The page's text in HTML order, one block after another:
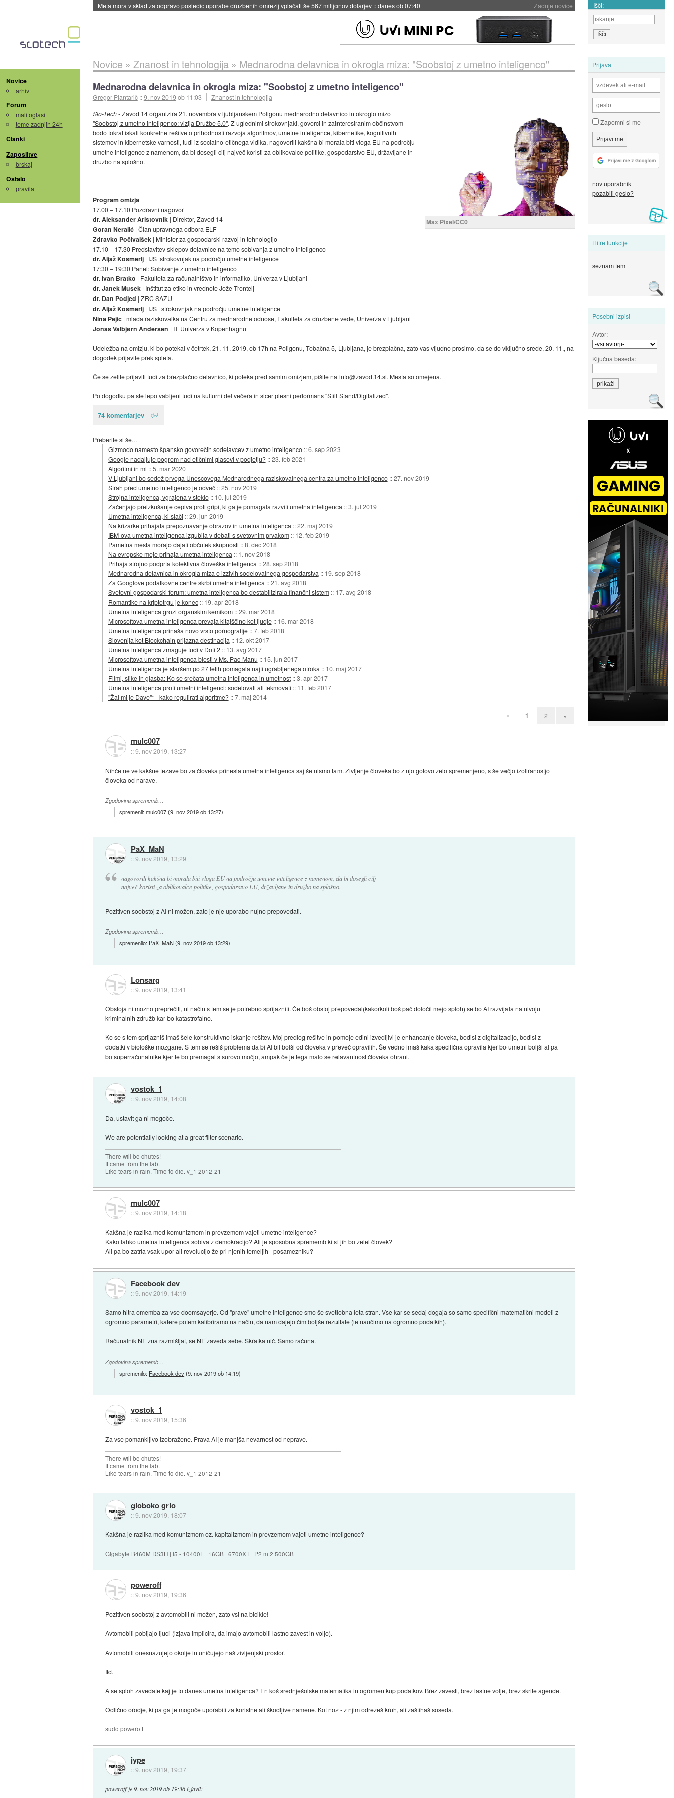
Zadnje novice
ByteDance trenira največji model umetne inteligence doslej::včeraj ob 21:37 Išči:
Novice
arhiv
Forum
mali oglasi
teme zadnjih 24h
Članki
Zaposlitve
brskaj
Ostalo
pravila
Prijava
Zapomni si me
nov uporabnik
pozabili geslo?
Hitre funkcije
seznam tem
Posebni izpisi
Avtor:
Ključna beseda:
Novice » Znanost in tehnologija» Mednarodna delavnica in okrogla miza: "Soobstoj z umetno inteligenco"
Mednarodna delavnica in okrogla miza: "Soobstoj z umetno inteligenco"
Gregor Plantarič ::9. nov 2019ob 11:03 Znanost in tehnologija
Max Pixel/CC0
Slo-Tech-Zavod 14organizira 21. novembra v ljubljanskem Poligonu mednarodno delavnico in okroglo mizo
"Soobstoj z umetno inteligenco: vizija Družbe 5.0". Z uglednimi strokovnjaki, govorci in zainteresiranim občinstvom
bodo tokrat iskali konkretne rešitve o prihodnosti razvoja algoritmov, umetne inteligence, kibernetike, kognitivnih
sistemov in kibernetske varnosti, tudi iz socialno-etičnega vidika, nagovorili kakšna bi morala biti vloga EU na področju
umetne inteligence z namenom, da bi dosegli cilj največ koristi za oblikovalce politike, gospodarstvo EU, državljane in
družbo na splošno.
Program omizja
17.00 – 17.10 Pozdravni nagovor
dr. Aleksander Aristovnik| Direktor, Zavod 14
Goran Neralić| Član upravnega odbora ELF
Zdravko Počivalšek| Minister za gospodarski razvoj in tehnologijo
17.10 – 17.30 Predstavitev sklepov delavnice na temo sobivanja z umetno inteligenco
dr. Aljaž Košmerlj| IJS |strokovnjak na področju umetne inteligence
17:30 – 19:30 Panel: Sobivanje z umetno inteligenco
dr. Ivan Bratko | Fakulteta za računalništvo in informatiko, Univerza v Ljubljani
dr. Janek Musek| Inštitut za etiko in vrednote Jože Trontelj
dr. Dan Podjed | ZRC SAZU
dr. Aljaž Košmerlj| IJS | strokovnjak na področju umetne inteligence
Nina Pejič| mlada raziskovalka na Centru za mednarodne odnose, Fakulteta za družbene vede, Univerza v Ljubljani
Jonas Valbjørn Andersen | IT Univerza v Kopenhagnu
Udeležba na omizju, ki bo potekal v četrtek, 21. 11. 2019, ob 17h na Poligonu, Tobačna 5, Ljubljana, je brezplačna, zato vas vljudno prosimo, da se do vključno srede, 20. 11., na
dogodekprijavite prek spleta.
Če se želite prijaviti tudi za brezplačno delavnico, ki poteka pred samim omizjem, pišite na info@zavod.14.si. Mesta so omejena.
Po dogodku pa ste lepo vabljeni tudi na kulturni del večera in sicerplesni performans "Still Stand/Digitalized".
74 komentarjev
Preberite si še…
Gizmodo namesto špansko govorečih sodelavcev z umetno inteligenco ::6. sep 2023
Google nadaljuje pogrom nad etičnimi glasovi v podjetju? ::23. feb 2021
Algoritmi in mi ::5. mar 2020
V Ljubljani bo sedež prvega Unescovega Mednarodnega raziskovalnega centra za umetno inteligenco ::27. nov 2019
Strah pred umetno inteligenco je odveč ::25. nov 2019
Strojna inteligenca, vgrajena v steklo :: 10. jul 2019
Začenjajo preizkušanje cepiva proti gripi, ki ga je pomagala razviti umetna inteligenca ::3. jul 2019
Umetna inteligenca, ki slači ::29. jun 2019
Na križarke prihajata prepoznavanje obrazov in umetna inteligenca ::22. maj 2019
IBM-ova umetna inteligenca izgubila v debati s svetovnim prvakom :: 12. feb 2019
Pametna mesta morajo dajati občutek skupnosti ::8. dec 2018
Na evropske meje prihaja umetna inteligenca :: 1. nov 2018
Prihaja strojno podprta kolektivna človeška inteligenca ::28. sep 2018
Mednarodna delavnica in okrogla miza o izzivih sodelovalnega gospodarstva :: 19. sep 2018
Za Googlove podatkovne centre skrbi umetna inteligenca ::21. avg 2018
Svetovni gospodarski forum: umetna inteligenca bo destabilizirala finančni sistem :: 17. avg 2018
Romantike na kriptotrgu je konec :: 19. apr 2018
Umetna inteligenca grozi organskim kemikom ::29. mar 2018
Microsoftova umetna inteligenca prevaja kitajščino kot ljudje :: 16. mar 2018
Umetna inteligenca prinaša novo vrsto pornografije ::7. feb 2018
Slovenija kot Blockchain prijazna destinacija :: 12. okt 2017
Umetna inteligenca zmaguje tudi v Doti 2 :: 13. avg 2017
Microsoftova umetna inteligenca blesti v Ms. Pac-Manu :: 15. jun 2017
Umetna inteligenca je staršem po 27 letih pomagala najti ugrabljenega otroka :: 10. maj 2017
Filmi, slike in glasba: Ko se srečata umetna inteligenca in umetnost ::3. apr 2017
Umetna inteligenca proti umetni inteligenci: sodelovati ali tekmovati :: 11. feb 2017
"Žal mi je Dave"* - kako regulirati algoritme? ::7. maj 2014
« 1 2 »
mulc007
::9. nov 2019, 13:27
Nihče ne ve kakšne težave bo za človeka prinesla umetna inteligenca saj še nismo tam. Življenje človeka bo z njo gotovo zelo spremenjeno, s še večjo izoliranostjo
človeka od narave.
Zgodovina sprememb…
spremenil:mulc007(9. nov 2019 ob 13:27)
PaX_MaN
::9. nov 2019, 13:29
nagovorili kakšna bi morala biti vloga EU na področju umetne inteligence z namenom, da bi dosegli cilj
največ koristi za oblikovalce politike, gospodarstvo EU, državljane in družbo na splošno.
Pozitiven soobstoj z AI ni možen, zato je nje uporabo nujno prepovedati.
Zgodovina sprememb…
spremenilo: PaX_MaN(9. nov 2019 ob 13:29)
Lonsarg
::9. nov 2019, 13:41
Obstoja ni možno preprečiti, ni način s tem se je potrebno sprijazniti. Če boš obstoj prepovedal(kakorkoli boš pač določil mejo sploh) se bo AI razvijala na nivoju
kriminalnih združb kar bo katastrofalno.
Ko se s tem sprijazniš imaš šele konstruktivno iskanje rešitev. Moj predlog rešitve in pomoje edini izvedljivi je enhancanje človeka, bodisi z digitalizacijo, bodisi z
dodatki v biološke možgane. S tem se rešiš problema da bi AI bil bolši od človeka v preveč opravilih. Še vedno imaš kaka specifična opravila kjer bo umetni boljši al pa
bo superračunalnike kjer te bo premagal s surovo močjo, ampak če je tega malo se relavantnost človeka ohrani.
vostok_1
::9. nov 2019, 14:08
Da, ustavit ga ni mogoče.
We are potentially looking at a great filter scenario.
There will be chutes!
It came from the lab.
Like tears in rain. Time to die. v_1 2012-21
mulc007
::9. nov 2019, 14:18
Kakšna je razlika med komunizmom in prevzemom vajeti umetne inteligence?
Kako lahko umetna inteligenca sobiva z demokracijo? Ali je sposobna sprememb ki si jih bo želel človek?
Ali pa bo zatrla vsak upor ali revolucijo že pri njenih temeljih - posamezniku?
Facebook dev
::9. nov 2019, 14:19
Samo hitra omemba za vse doomsayerje. Od "prave" umetne inteligence smo še svetlobna leta stran. Vse kar se sedaj dogaja so samo specifični matematični modeli z
ogromno parametri, katere potem kalibriramo na način, da nam dajejo čim boljše rezultate (ie naučimo na ogromno podatkih).
Računalnik NE zna razmišljat, se NE zaveda sebe. Skratka nič. Samo računa.
Zgodovina sprememb…
spremenilo: Facebook dev(9. nov 2019 ob 14:19)
vostok_1
::9. nov 2019, 15:36
Za vse pomankljivo izobražene. Prava AI je manjša nevarnost od neprave.
There will be chutes!
It came from the lab.
Like tears in rain. Time to die. v_1 2012-21
globoko grlo
::9. nov 2019, 18:07
Kakšna je razlika med komunizmom oz. kapitalizmom in prevzemom vajeti umetne inteligence?
Gigabyte B460M DS3H | I5 - 10400F | 16GB | 6700XT | P2 m.2 500GB
poweroff
::9. nov 2019, 19:36
Pozitiven soobstoj z avtomobili ni možen, zato vsi na bicikle!
Avtomobili pobijajo ljudi (izjava implicira, da imajo avtomobili lastno zavest in voljo).
Avtomobili onesnažujejo okolje in uničujejo naš življenjski prostor.
Itd.
A se sploh zavedate kaj je to danes umetna inteligenca? En koš srednješolske matematika in ogromen kup podatkov. Brez zavesti, brez lastne volje, brez skrite agende.
Odlično orodje, ki pa ga je mogoče uporabiti za koristne ali škodljive namene. Kot nož - z njim odrežeš kruh, ali zaštihaš soseda.
sudo poweroff
jype
::9. nov 2019, 19:37
poweroffje 9. nov 2019 ob 19:36 izjavil: